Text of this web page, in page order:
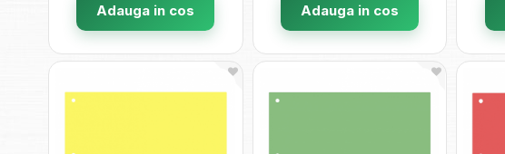
Adauga in cos Adauga in cos